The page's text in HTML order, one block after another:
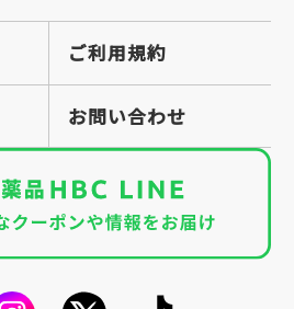
ご利用規約
お問い合わせ